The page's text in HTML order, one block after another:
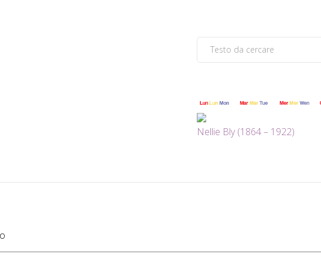
Nellie Bly (1864 – 1922)